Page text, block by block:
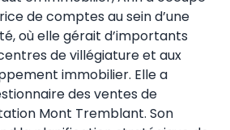
de comptes au sein d’une
où elle gérait d’importants
de villégiature et aux
immobilier. Elle a
des ventes de
Mont Tremblant. Son